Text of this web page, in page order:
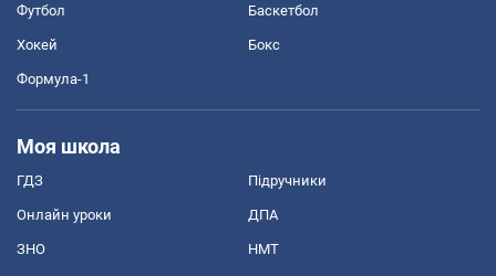
Футбол Баскетбол
Хокей Бокс
Формула-1
Моя школа
ГДЗ Підручники
Онлайн уроки ДПА
ЗНО НМТ